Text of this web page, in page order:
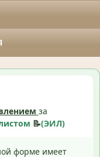
за
📝(ЭИЛ)
форме имеет